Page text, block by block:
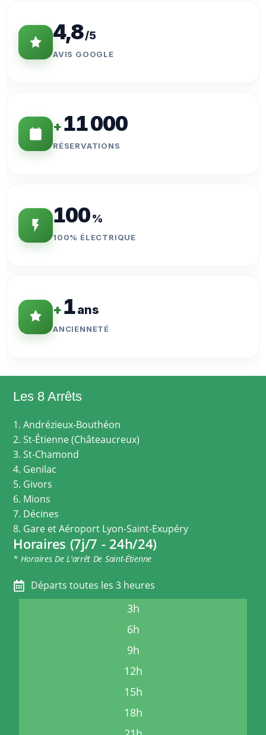
4,8/5
AVIS GOOGLE
+11 000
RÉSERVATIONS
100%
100% ÉLECTRIQUE
+1ans
ANCIENNETÉ
Les 8 Arrêts
1. Andrézieux-Bouthéon
2. St-Étienne (Châteaucreux)
3. St-Chamond
4. Genilac
5. Givors
6. Mions
7. Décines
8. Gare et Aéroport Lyon-Saint-Exupéry
Horaires (7j/7 - 24h/24)
* Horaires De L'arrêt De Saint-Étienne
Départs toutes les 3 heures
3h
6h
9h
12h
15h
18h